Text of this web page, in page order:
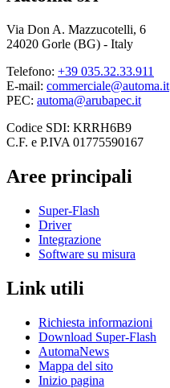
Via Don A. Mazzucotelli, 6
24020 Gorle (BG) - Italy
Telefono: +39 035.32.33.911
E-mail: commerciale@automa.it
PEC: automa@arubapec.it
Codice SDI: KRRH6B9
C.F. e P.IVA 01775590167
Aree principali
Super-Flash
Driver
Integrazione
Software su misura
Link utili
Richiesta informazioni
Download Super-Flash
AutomaNews
Mappa del sito
Inizio pagina